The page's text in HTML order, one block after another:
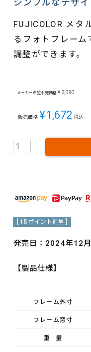
シンプルなデザ
FUJICOLOR メタ
るフォトフレー
調整ができます。
メーカー希望小売価格 ¥ 2,090
販売価格 ¥1,672 税込
15 ポイント進呈 ]
発売日：2024年12
【製品仕様】
フレーム外寸
フレーム窓寸
重量